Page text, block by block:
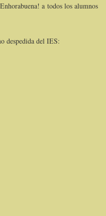
a todos los alumnos
despedida del IES: